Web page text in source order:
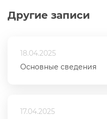
Другие записи
18.04.2025
Основные сведения
17.04.2025